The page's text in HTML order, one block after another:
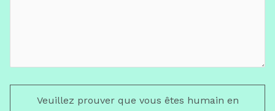
Veuillez prouver que vous êtes humain en